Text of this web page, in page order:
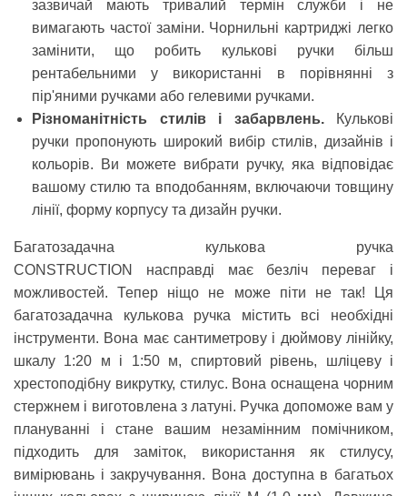
зазвичай мають тривалий термін служби і не
вимагають частої заміни. Чорнильні картриджі легко
замінити, що робить кулькові ручки більш
рентабельними у використанні в порівнянні з
пір'яними ручками або гелевими ручками.
Різноманітність стилів і забарвлень.
Кулькові
ручки пропонують широкий вибір стилів, дизайнів і
кольорів. Ви можете вибрати ручку, яка відповідає
вашому стилю та вподобанням, включаючи товщину
лінії, форму корпусу та дизайн ручки.
Багатозадачна кулькова ручка
CONSTRUCTION насправді має безліч переваг і
можливостей. Тепер ніщо не може піти не так! Ця
багатозадачна кулькова ручка містить всі необхідні
інструменти. Вона має сантиметрову і дюймову лінійку,
шкалу 1:20 м і 1:50 м, спиртовий рівень, шліцеву і
хрестоподібну викрутку, стилус. Вона оснащена чорним
стержнем і виготовлена з латуні. Ручка допоможе вам у
плануванні і стане вашим незамінним помічником,
підходить для заміток, використання як стилусу,
вимірювань і закручування. Вона доступна в багатьох